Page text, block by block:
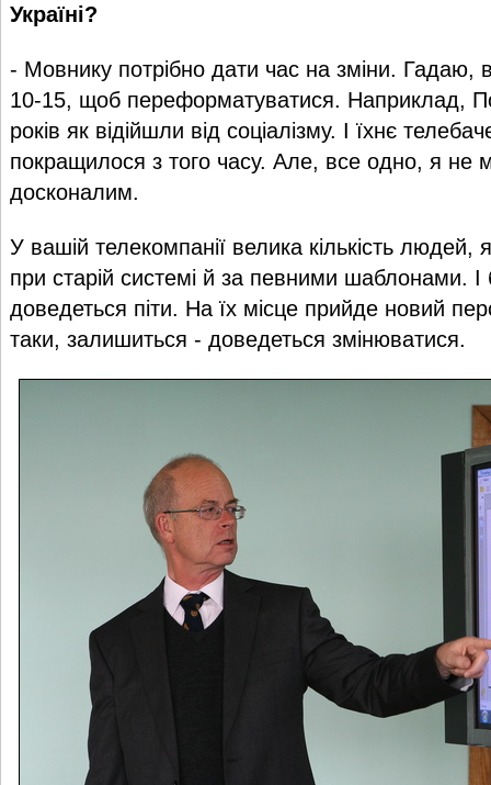
Україні?
- Мовнику потрібно дати час на зміни. Гадаю,
10-15, щоб переформатуватися. Наприклад,
років як відійшли від соціалізму. І їхнє
покращилося з того часу. Але, все одно, я не
досконалим.
У вашій телекомпанії велика кількість людей,
при старій системі й за певними шаблонами. І
доведеться піти. На їх місце прийде новий
таки, залишиться - доведеться змінюватися.